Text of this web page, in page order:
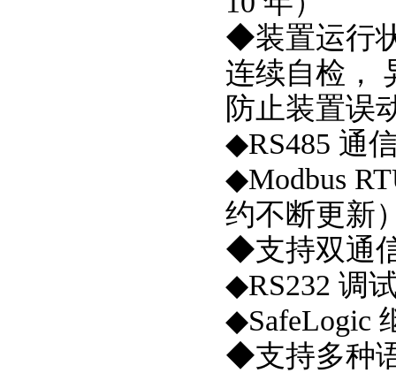
◆装置运行
连续自检，
防止装置误
◆RS485 通
◆Modbus
约不断更新
◆支持双通
◆RS232 调
◆SafeLogic
◆支持多种